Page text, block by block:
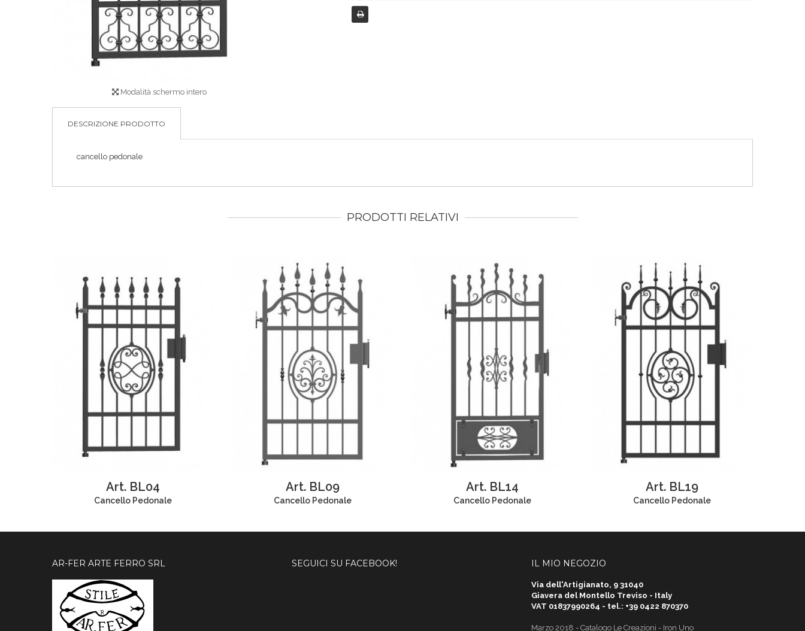
Modalità schermo intero
DESCRIZIONE PRODOTTO
cancello pedonale
PRODOTTI RELATIVI
Art. BL04
Cancello Pedonale
Art. BL09
Cancello Pedonale
Art. BL14
Cancello Pedonale
Art. BL19
Cancello Pedonale
AR-FER ARTE FERRO SRL SEGUICI SU FACEBOOK! IL MIO NEGOZIO
Via dell'Artigianato, 9 31040
Giavera del Montello Treviso - Italy
VAT 01837990264 - tel.: +39 0422 870370
Marzo 2018 - Catalogo Le Creazioni - Iron Uno